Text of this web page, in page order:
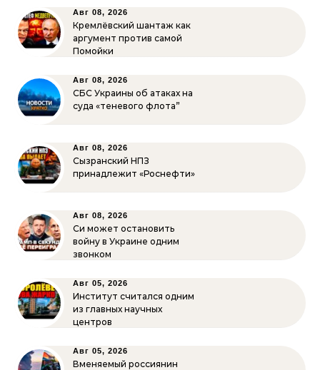
Авг 08, 2026
Кремлёвский шантаж как
аргумент против самой
Помойки
Авг 08, 2026
СБС Украины об атаках на
суда «теневого флота”
Авг 08, 2026
Сызранский НПЗ
принадлежит «Роснефти»
Авг 08, 2026
Си может остановить
войну в Украине одним
звонком
Авг 05, 2026
Институт считался одним
из главных научных
центров
Авг 05, 2026
Вменяемый россиянин